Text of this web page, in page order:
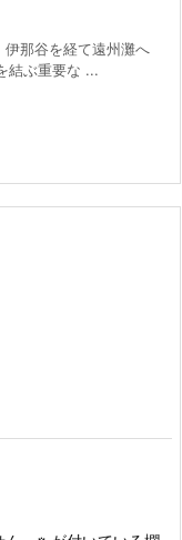
伊那谷を経て遠州灘へ
結ぶ重要な ...